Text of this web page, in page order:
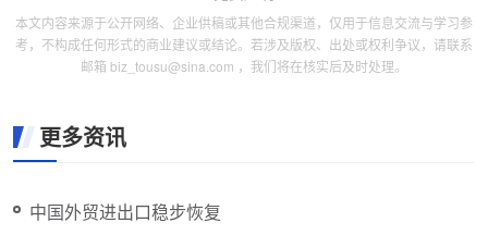
本文内容来源于公开网络、企业供稿或其他合规渠道，仅用于信息交流与学习参
考，不构成任何形式的商业建议或结论。若涉及版权、出处或权利争议，请联系
邮箱 biz_tousu@sina.com ，我们将在核实后及时处理。
更多资讯
中国外贸进出口稳步恢复